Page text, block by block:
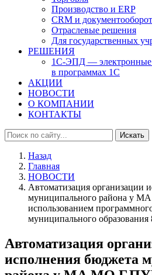
Производство и ERP
CRM и документооборот
Отраслевые решения
Для государственных
РЕШЕНИЯ
1С-ЭПД — электронные
в программах 1С
АКЦИИ
НОВОСТИ
О КОМПАНИИ
КОНТАКТЫ
Искать
Назад
Главная
НОВОСТИ
Автоматизация организации
муниципального района у
использованием
муниципального образования
Автоматизация
исполнения бюджета